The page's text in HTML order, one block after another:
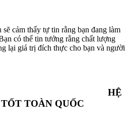
cảm thấy tự tin rằng bạn đang làm
có thể tin tưởng rằng chất lượng
lại giá trị đích thực cho bạn và người
HỆ
TOÀN QUỐC